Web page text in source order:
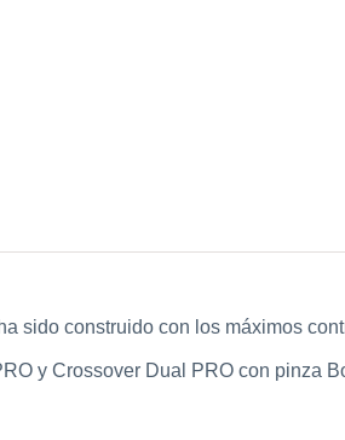
sido construido con los máximos
y Crossover Dual PRO con pinza